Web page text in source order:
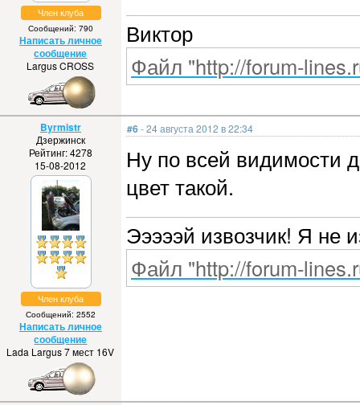
Член клуба
Сообщений: 790
Написать личное
сообщение
Largus CROSS
Виктор
Файл "http://forum-
Byrmistr
Дзержинск
Рейтинг: 4278
15-08-2012
Член клуба
Сообщений: 2552
Написать личное
сообщение
Lada Largus 7 мест 16V
#6- 24 августа 2012 в 22:34
Ну по всей видимости
цвет такой.
Эээээй извозчик! Я не
Файл "http://forum-